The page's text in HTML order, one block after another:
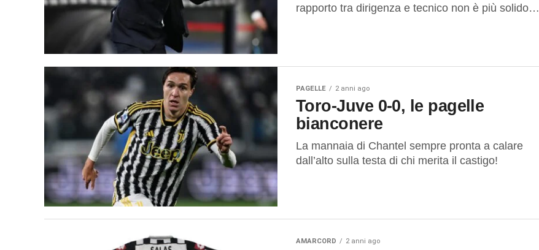
rapporto tra dirigenza e tecnico non è più solido…
PAGELLE 2 anni ago
Toro-Juve 0-0, le pagelle
bianconere
La mannaia di Chantel sempre pronta a calare
dall’alto sulla testa di chi merita il castigo!
AMARCORD 2 anni ago